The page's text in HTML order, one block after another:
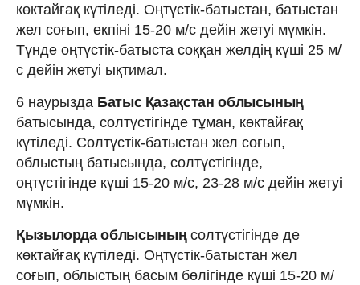
көктайғақ күтіледі. Оңтүстік-батыстан, батыстан
жел соғып, екпіні 15-20 м/с дейін жетуі мүмкін.
Түнде оңтүстік-батыста соққан желдің күші 25 м/
с дейін жетуі ықтимал.
6 наурызда Батыс Қазақстан облысының
батысында, солтүстігінде тұман, көктайғақ
күтіледі. Солтүстік-батыстан жел соғып,
облыстың батысында, солтүстігінде,
оңтүстігінде күші 15-20 м/с, 23-28 м/с дейін жетуі
мүмкін.
Қызылорда облысының солтүстігінде де
көктайғақ күтіледі. Оңтүстік-батыстан жел
соғып, облыстың басым бөлігінде күші 15-20 м/